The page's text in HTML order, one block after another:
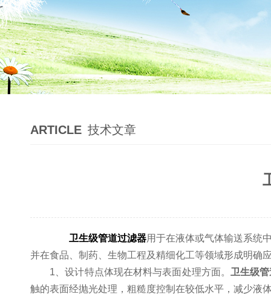
ARTICLE 技术文章
卫生级管道过滤器用于在液体或气体输送系统
并在食品、制药、生物工程及精细化工等领域形成明确
1、设计特点体现在材料与表面处理方面。 卫生级
触的表面经抛光处理，粗糙度控制在较低水平，减少液